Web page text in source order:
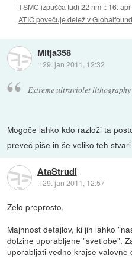
TSMC izpušča tudi 22 nm :: 16.
ATIC povečuje delež v
Mitja358
::29. jan 2011, 12:32
Extreme ultraviolet lithography
Mogoče lahko kdo razloži ta
preveč piše in še veliko teh
AtaStrudl
::29. jan 2011, 12:57
Zelo preprosto.
Majhnost detajlov, ki jih lahko
dolzine uporabljene "svetlobe".
uporabljati vedno krajse valovne